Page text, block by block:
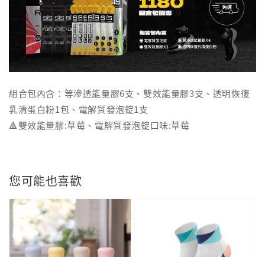
組合包內含：等滲透能量膠6支、雙效能量膠3支、透明恢復
乳清蛋白粉1包、電解質發泡錠1支
🔺雙效能量膠:草莓、電解質發泡錠口味:草莓
您可能也喜歡